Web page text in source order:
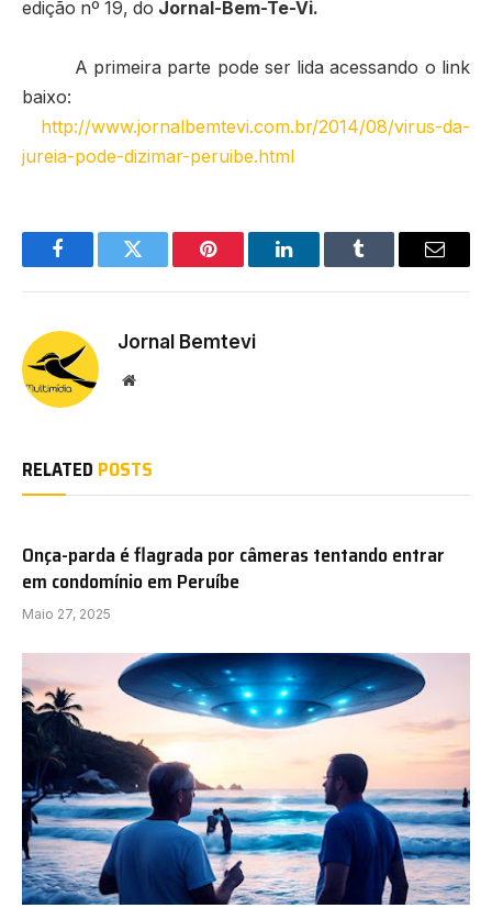
edição nº 19, do Jornal-Bem-Te-Vi.
A primeira parte pode ser lida acessando o link
baixo:
http://www.jornalbemtevi.com.br/2014/08/virus-da-
jureia-pode-dizimar-peruibe.html
FacebookTwitter Pinterest LinkedInTumblr Email
Jornal Bemtevi
Website
RELATED POSTS
Onça-parda é flagrada por câmeras tentando entrar
em condomínio em Peruíbe
Maio 27, 2025